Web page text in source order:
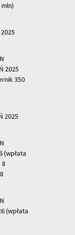
2025
350
2025
(wpłata
8
(wpłata